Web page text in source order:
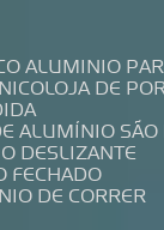
ALUMINIO
LOJA DE
ALUMÍNIO
DESLIZANTE
FECHADO
DE CORRER